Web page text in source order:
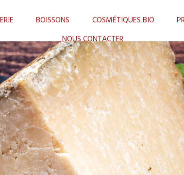
BOISSONS COSMÉTIQUES BIO
NOUS CONTACTER